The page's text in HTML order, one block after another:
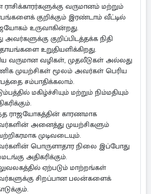
வருமானம் மற்றும்
குறிக்கும் இரண்டாம் வீட்டில்
உருவாகின்றது.
அவர்களுக்கு குறிப்பிடத்தக்க நிதி
உறுதியளிக்கிறது.
வருமான வழிகள், முதலீடுகள் அல்லது
முயற்சிகள் மூலம் அவர்கள் பெரிய
சம்பாதிக்கலாம்.
மகிழ்ச்சியும் மற்றும் நிம்மதியும்
ராஜயோகத்தின் காரணமாக
அனைத்து முயற்சிகளும்
முடிவடையும்.
பொருளாதார நிலை இப்போது
அதிகரிக்கும்.
ஏற்படும் மாற்றங்கள்
சிறப்பான பலன்களைக்